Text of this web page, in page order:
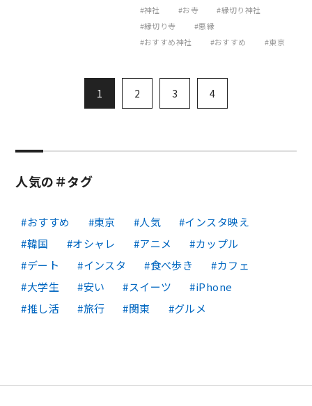
神社 お寺
縁切り神社
縁切り寺
悪縁
おすすめ神社
おすすめ 東京
1 2 3 4
人気の＃タグ
おすすめ 東京 人気
インスタ映え
韓国
オシャレ アニメ
カップル
デート
インスタ 食べ歩き
カフェ
大学生
安い スイーツ
iPhone
推し活
旅行 関東 グルメ